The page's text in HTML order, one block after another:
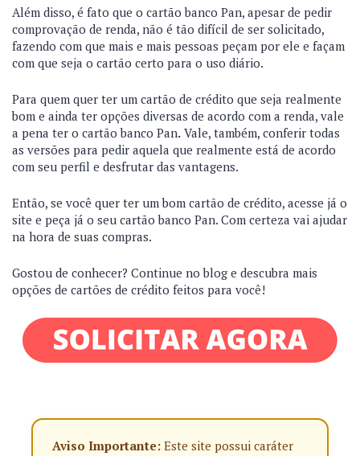
Além disso, é fato que o cartão banco Pan, apesar de pedir
comprovação de renda, não é tão difícil de ser solicitado,
fazendo com que mais e mais pessoas peçam por ele e façam
com que seja o cartão certo para o uso diário.
Para quem quer ter um cartão de crédito que seja realmente
bom e ainda ter opções diversas de acordo com a renda, vale
a pena ter o cartão banco Pan. Vale, também, conferir todas
as versões para pedir aquela que realmente está de acordo
com seu perfil e desfrutar das vantagens.
Então, se você quer ter um bom cartão de crédito, acesse já o
site e peça já o seu cartão banco Pan. Com certeza vai ajudar
na hora de suas compras.
Gostou de conhecer? Continue no blog e descubra mais
opções de cartões de crédito feitos para você!
Aviso Importante: Este site possui caráter